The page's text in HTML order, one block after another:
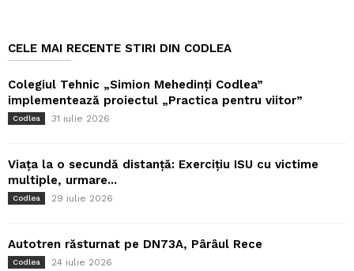
CELE MAI RECENTE STIRI DIN CODLEA
Colegiul Tehnic „Simion Mehedinți Codlea”
implementează proiectul „Practica pentru viitor”
Codlea 31 iulie 2026
Viața la o secundă distanță: Exercițiu ISU cu victime
multiple, urmare...
Codlea 29 iulie 2026
Autotren răsturnat pe DN73A, Pârâul Rece
Codlea 24 iulie 2026